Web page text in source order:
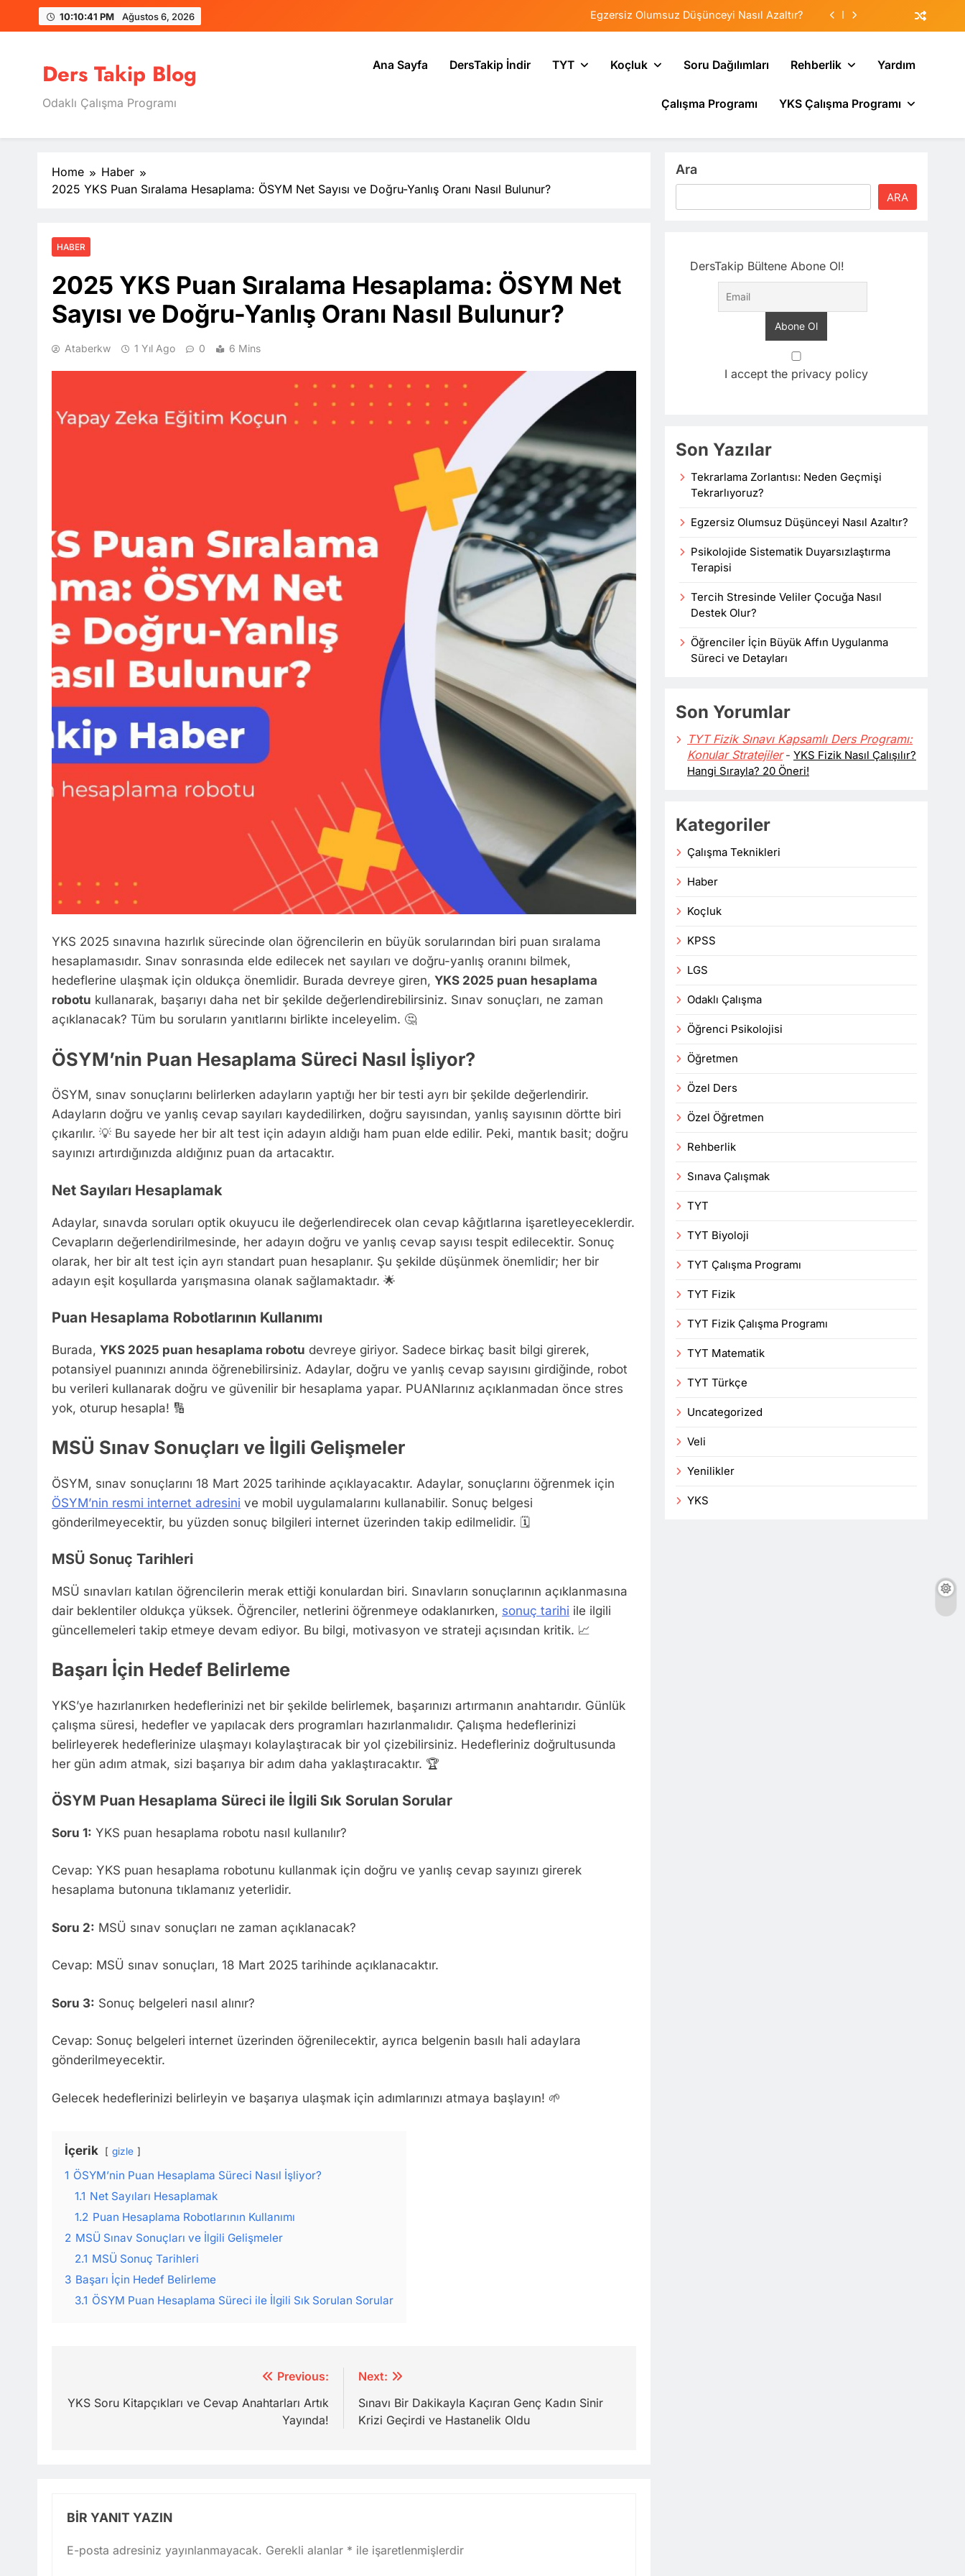
10:10:42 PM Ağustos 6, 2026 Egzersiz Olumsuz Düşünceyi Nasıl Azaltır?
Tercih Stresinde Veliler Çocuğa Nasıl Destek Olur?
Tekrarlama Zorlantısı: Neden Geçmişi Tekrarlıyoruz?
Egzersiz Olumsuz Düşünceyi Nasıl Azaltır?
Psikolojide Sistematik Duyarsızlaştırma Terapisi
Ders Takip Blog
Odaklı Çalışma Programı
Ana Sayfa DersTakip İndir TYT Koçluk Soru Dağılımları Rehberlik Yardım
Çalışma Programı YKS Çalışma Programı
Home
Haber
2025 YKS Puan Sıralama Hesaplama: ÖSYM Net Sayısı ve Doğru-Yanlış Oranı Nasıl Bulunur?
HABER
2025 YKS Puan Sıralama Hesaplama: ÖSYM Net
Sayısı ve Doğru-Yanlış Oranı Nasıl Bulunur?
Ataberkw 1 Yıl Ago 0 6 Mins
YKS 2025 sınavına hazırlık sürecinde olan öğrencilerin en büyük sorularından biri puan sıralama
hesaplamasıdır. Sınav sonrasında elde edilecek net sayıları ve doğru-yanlış oranını bilmek,
hedeflerine ulaşmak için oldukça önemlidir. Burada devreye giren, YKS 2025 puan hesaplama
robotu kullanarak, başarıyı daha net bir şekilde değerlendirebilirsiniz. Sınav sonuçları, ne zaman
açıklanacak? Tüm bu soruların yanıtlarını birlikte inceleyelim. 🤔
ÖSYM’nin Puan Hesaplama Süreci Nasıl İşliyor?
ÖSYM, sınav sonuçlarını belirlerken adayların yaptığı her bir testi ayrı bir şekilde değerlendirir.
Adayların doğru ve yanlış cevap sayıları kaydedilirken, doğru sayısından, yanlış sayısının dörtte biri
çıkarılır. 💡 Bu sayede her bir alt test için adayın aldığı ham puan elde edilir. Peki, mantık basit; doğru
sayınızı artırdığınızda aldığınız puan da artacaktır.
Net Sayıları Hesaplamak
Adaylar, sınavda soruları optik okuyucu ile değerlendirecek olan cevap kâğıtlarına işaretleyeceklerdir.
Cevapların değerlendirilmesinde, her adayın doğru ve yanlış cevap sayısı tespit edilecektir. Sonuç
olarak, her bir alt test için ayrı standart puan hesaplanır. Şu şekilde düşünmek önemlidir; her bir
adayın eşit koşullarda yarışmasına olanak sağlamaktadır. 🌟
Puan Hesaplama Robotlarının Kullanımı
Burada, YKS 2025 puan hesaplama robotu devreye giriyor. Sadece birkaç basit bilgi girerek,
potansiyel puanınızı anında öğrenebilirsiniz. Adaylar, doğru ve yanlış cevap sayısını girdiğinde, robot
bu verileri kullanarak doğru ve güvenilir bir hesaplama yapar. PUANlarınız açıklanmadan önce stres
yok, oturup hesapla! 🔢
MSÜ Sınav Sonuçları ve İlgili Gelişmeler
ÖSYM, sınav sonuçlarını 18 Mart 2025 tarihinde açıklayacaktır. Adaylar, sonuçlarını öğrenmek için
ÖSYM’nin resmi internet adresini ve mobil uygulamalarını kullanabilir. Sonuç belgesi
gönderilmeyecektir, bu yüzden sonuç bilgileri internet üzerinden takip edilmelidir. 🗓️
MSÜ Sonuç Tarihleri
MSÜ sınavları katılan öğrencilerin merak ettiği konulardan biri. Sınavların sonuçlarının açıklanmasına
dair beklentiler oldukça yüksek. Öğrenciler, netlerini öğrenmeye odaklanırken, sonuç tarihi ile ilgili
güncellemeleri takip etmeye devam ediyor. Bu bilgi, motivasyon ve strateji açısından kritik. 📈
Başarı İçin Hedef Belirleme
YKS’ye hazırlanırken hedeflerinizi net bir şekilde belirlemek, başarınızı artırmanın anahtarıdır. Günlük
çalışma süresi, hedefler ve yapılacak ders programları hazırlanmalıdır. Çalışma hedeflerinizi
belirleyerek hedeflerinize ulaşmayı kolaylaştıracak bir yol çizebilirsiniz. Hedefleriniz doğrultusunda
her gün adım atmak, sizi başarıya bir adım daha yaklaştıracaktır. 🏆
ÖSYM Puan Hesaplama Süreci ile İlgili Sık Sorulan Sorular
Soru 1: YKS puan hesaplama robotu nasıl kullanılır?
Cevap: YKS puan hesaplama robotunu kullanmak için doğru ve yanlış cevap sayınızı girerek
hesaplama butonuna tıklamanız yeterlidir.
Soru 2: MSÜ sınav sonuçları ne zaman açıklanacak?
Cevap: MSÜ sınav sonuçları, 18 Mart 2025 tarihinde açıklanacaktır.
Soru 3: Sonuç belgeleri nasıl alınır?
Cevap: Sonuç belgeleri internet üzerinden öğrenilecektir, ayrıca belgenin basılı hali adaylara
gönderilmeyecektir.
Gelecek hedeflerinizi belirleyin ve başarıya ulaşmak için adımlarınızı atmaya başlayın! 🌱
İçerik gizle
1 ÖSYM’nin Puan Hesaplama Süreci Nasıl İşliyor?
1.1 Net Sayıları Hesaplamak
1.2 Puan Hesaplama Robotlarının Kullanımı
2 MSÜ Sınav Sonuçları ve İlgili Gelişmeler
2.1 MSÜ Sonuç Tarihleri
3 Başarı İçin Hedef Belirleme
3.1 ÖSYM Puan Hesaplama Süreci ile İlgili Sık Sorulan Sorular
gezinmesi
Previous:
YKS Soru Kitapçıkları ve Cevap Anahtarları Artık
Yayında!
Next:
Sınavı Bir Dakikayla Kaçıran Genç Kadın Sinir
Krizi Geçirdi ve Hastanelik Oldu
BIR YANIT YAZIN
E-posta adresiniz yayınlanmayacak. Gerekli alanlar * ile işaretlenmişlerdir
Ara
ARA
DersTakip Bültene Abone Ol!
I accept the privacy policy
Son Yazılar
Tekrarlama Zorlantısı: Neden Geçmişi
Tekrarlıyoruz?
Egzersiz Olumsuz Düşünceyi Nasıl Azaltır?
Psikolojide Sistematik Duyarsızlaştırma
Terapisi
Tercih Stresinde Veliler Çocuğa Nasıl
Destek Olur?
Öğrenciler İçin Büyük Affın Uygulanma
Süreci ve Detayları
Son Yorumlar
TYT Fizik Sınavı Kapsamlı Ders Programı:
Konular Stratejiler- YKS Fizik Nasıl Çalışılır?
Hangi Sırayla? 20 Öneri!
Kategoriler
Çalışma Teknikleri
Haber
Koçluk
KPSS
LGS
Odaklı Çalışma
Öğrenci Psikolojisi
Öğretmen
Özel Ders
Özel Öğretmen
Rehberlik
Sınava Çalışmak
TYT
TYT Biyoloji
TYT Çalışma Programı
TYT Fizik
TYT Fizik Çalışma Programı
TYT Matematik
TYT Türkçe
Uncategorized
Veli
Yenilikler
YKS